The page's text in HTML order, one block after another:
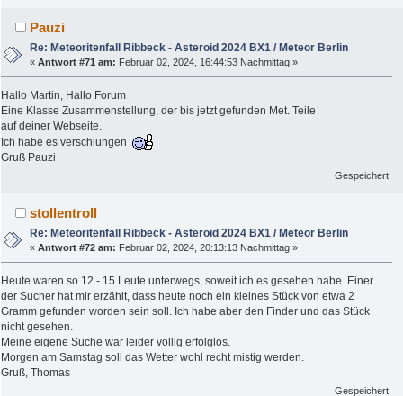
Pauzi
Re: Meteoritenfall Ribbeck - Asteroid 2024 BX1 / Meteor Berlin
«Antwort #71 am: Februar 02, 2024, 16:44:53 Nachmittag »
Hallo Martin, Hallo Forum
Eine Klasse Zusammenstellung, der bis jetzt gefunden Met. Teile
auf deiner Webseite.
Ich habe es verschlungen
Gruß Pauzi
Gespeichert
stollentroll
Re: Meteoritenfall Ribbeck - Asteroid 2024 BX1 / Meteor Berlin
«Antwort #72 am: Februar 02, 2024, 20:13:13 Nachmittag »
Heute waren so 12 - 15 Leute unterwegs, soweit ich es gesehen habe. Einer
der Sucher hat mir erzählt, dass heute noch ein kleines Stück von etwa 2
Gramm gefunden worden sein soll. Ich habe aber den Finder und das Stück
nicht gesehen.
Meine eigene Suche war leider völlig erfolglos.
Morgen am Samstag soll das Wetter wohl recht mistig werden.
Gruß, Thomas
Gespeichert